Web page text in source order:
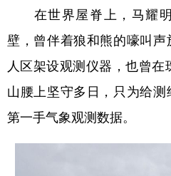
在世界屋脊上，马耀明
壁，曾伴着狼和熊的嚎叫
人区架设观测仪器，也曾
山腰上坚守多日，只为给
第一手气象观测数据。